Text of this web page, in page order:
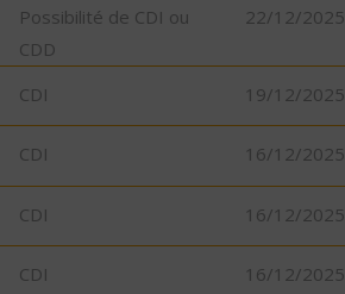
Possibilité de CDI ou
CDD
22/12/2025
CDI 19/12/2025
CDI 16/12/2025
CDI 16/12/2025
CDI 16/12/2025